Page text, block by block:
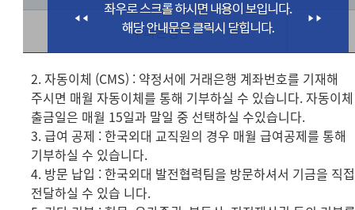
우리은행
2. 자동이체 (CMS) : 약정서에 거래은행 계좌번호를 기재해
주시면 매월 자동이체를 통해 기부하실 수 있습니다. 자동이체
출금일은 매월 15일과 말일 중 선택하실 수있습니다.
3. 급여 공제 : 한국외대 교직원의 경우 매월 급여공제를 통해
기부하실 수 있습니다.
4. 방문 납입 : 한국외대 발전협력팀을 방문하셔서 기금을 직접
전달하실 수 있습 니다.